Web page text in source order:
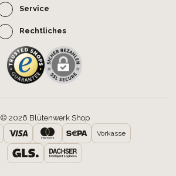
Service
Rechtliches
© 2026 Blütenwerk Shop
Vorkasse